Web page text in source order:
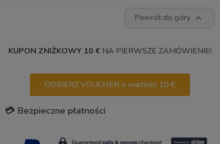
Powrót do góry 
KUPON ZNIŻKOWY 10 € NA PIERWSZE ZAMÓWIENIE!
ODBIERZ VOUCHER o wartości 10 €
💳 Bezpieczne płatności